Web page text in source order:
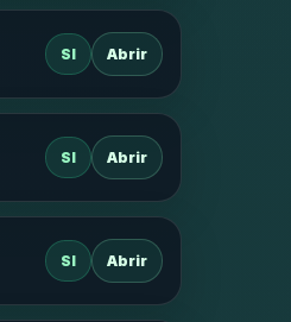
SI Abrir
SI Abrir
SI Abrir